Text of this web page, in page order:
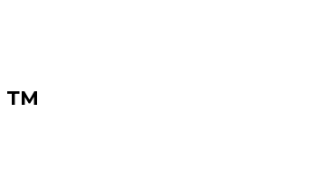
ТМ